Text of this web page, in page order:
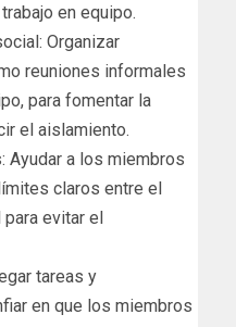
en equipo.
Organizar
reuniones informales
para fomentar la
el aislamiento.
Ayudar a los miembros
claros entre el
para evitar el
tareas y
en que los miembros